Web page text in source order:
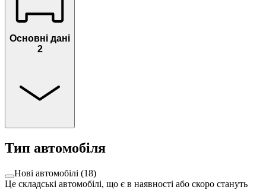
Основні дані
2
Тип автомобіля
Нові автомобілі (18)
Це складські автомобілі, що є в наявності або скоро стануть